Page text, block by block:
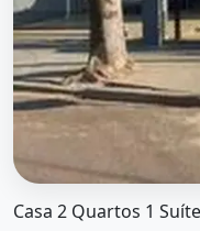
Casa 2 Quartos 1